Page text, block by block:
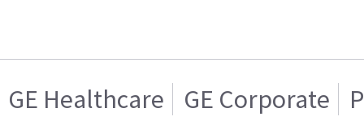
GE Healthcare GE Corporate